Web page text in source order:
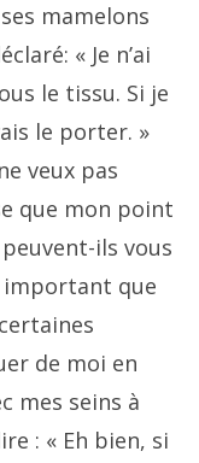
mamelons
« Je n’ai
le tissu. Si je
le porter. »
veux pas
que mon point
ils vous
important que
de moi en
mes seins à
: « Eh bien, si